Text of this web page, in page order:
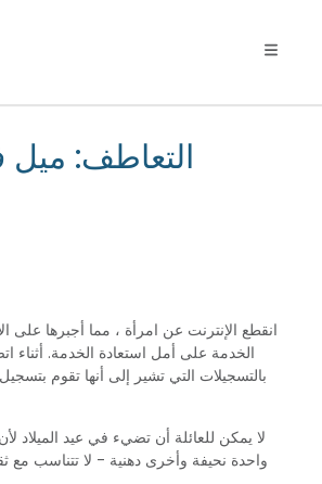
التنقل
التعاطف: ميل
انقطع الإنترنت عن امرأة ، مما أجبرها على
الخدمة على أمل استعادة الخدمة. أثناء
بالتسجيلات التي تشير إلى أنها تقوم
لا يمكن للعائلة أن تضيء في عيد الميلاد
واحدة نحيفة وأخرى دهنية - لا تتناسب مع